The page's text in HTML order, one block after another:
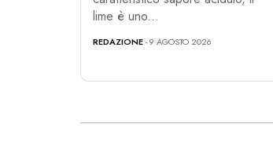
lime è uno...
REDAZIONE- 9 AGOSTO 2026